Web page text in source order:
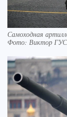
Самоходная
Фото: Виктор